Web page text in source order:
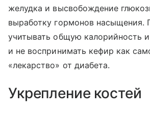
желудка и высвобождение
выработку гормонов насыщения.
учитывать общую калорийность
и не воспринимать кефир как
«лекарство» от диабета.
Укрепление костей